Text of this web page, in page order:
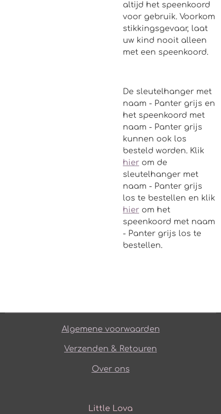
altijd het speenkoord
voor gebruik. Voorkom
stikkingsgevaar, laat
uw kind nooit alleen
met een speenkoord.
De sleutelhanger met
naam - Panter grijs en
het speenkoord met
naam - Panter grijs
kunnen ook los
besteld worden. Klik
hier om de
sleutelhanger met
naam - Panter grijs
los te bestellen en klik
hier om het
speenkoord met naam
- Panter grijs los te
bestellen.
Algemene voorwaarden
Verzenden & Retouren
Over ons
Little Lova